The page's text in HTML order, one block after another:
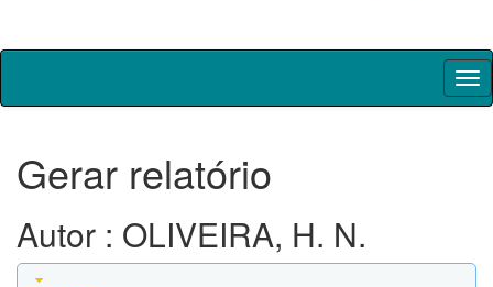
Skip
Gerar relatório
Autor : OLIVEIRA, H. N.